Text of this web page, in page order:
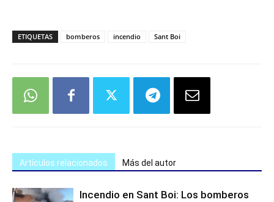
ETIQUETAS bomberos incendio Sant Boi
Artículos relacionados Más del autor
Incendio en Sant Boi: Los bomberos